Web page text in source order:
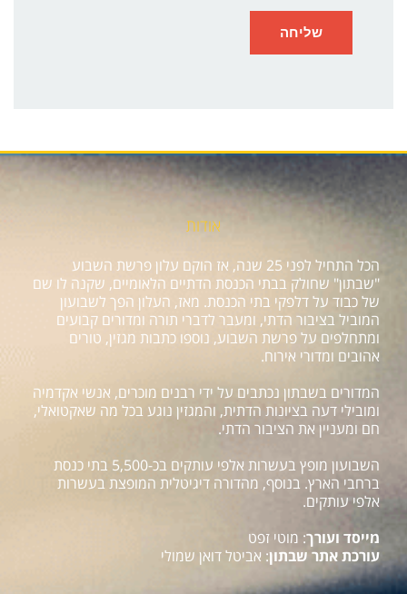
אודות
הכל התחיל לפני 25 שנה, אז הוקם עלון פרשת השבוע
"שבתון" שחולק בבתי הכנסת הדתיים הלאומיים, שקנה לו שם
של כבוד על דלפקי בתי הכנסת. מאז, העלון הפך לשבועון
המוביל בציבור הדתי, ומעבר לדברי תורה ומדורים קבועים
ומתחלפים על פרשת השבוע, נוספו כתבות מגזין, טורים
אהובים ומדורי אירוח.
המדורים בשבתון נכתבים על ידי רבנים מוכרים, אנשי אקדמיה
ומובילי דעה בציונות הדתית, והמגזין נוגע בכל מה שאקטואלי,
חם ומעניין את הציבור הדתי.
השבועון מופץ בעשרות אלפי עותקים בכ-5,500 בתי כנסת
ברחבי הארץ. בנוסף, מהדורה דיגיטלית המופצת בעשרות
אלפי עותקים.
מייסד ועורך: מוטי זפט
עורכת אתר שבתון: אביטל דואן שמולי